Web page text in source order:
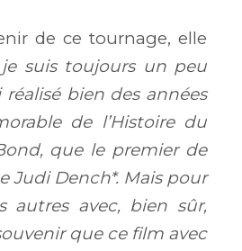
de ce tournage, elle
je suis toujours un peu
bien des années
de l’Histoire du
que le premier de
Judi Dench*. Mais pour
autres avec, bien sûr,
que ce film avec